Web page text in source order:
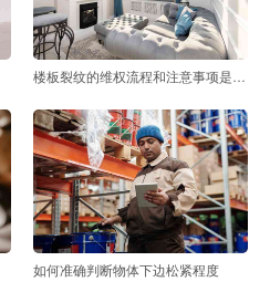
楼板裂纹的维权流程和注意事项是什么
如何准确判断物体下边松紧程度